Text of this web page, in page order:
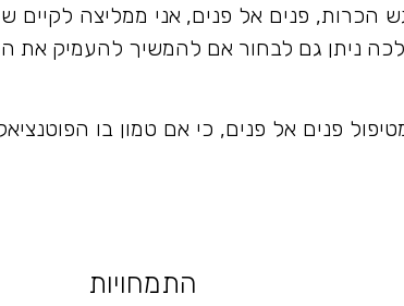
הכרות, פנים אל פנים, אני ממליצה
ניתן גם לבחור אם להמשיך להעמיק את
פנים אל פנים, כי אם טמון בו
התמחויות